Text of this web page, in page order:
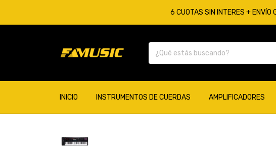
6 CUOTAS SIN INTERES +
INICIO INSTRUMENTOS DE CUERDAS AMPLIFICADORES